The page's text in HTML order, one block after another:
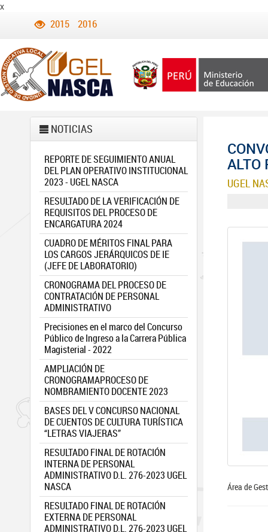
x
2015 2016
NOTICIAS
REPORTE DE SEGUIMIENTO ANUAL
DEL PLAN OPERATIVO INSTITUCIONAL
2023 - UGEL NASCA
RESULTADO DE LA VERIFICACIÓN DE
REQUISITOS DEL PROCESO DE
ENCARGATURA 2024
CUADRO DE MÉRITOS FINAL PARA
LOS CARGOS JERÁRQUICOS DE IE
(JEFE DE LABORATORIO)
CRONOGRAMA DEL PROCESO DE
CONTRATACIÓN DE PERSONAL
ADMINISTRATIVO
Precisiones en el marco del Concurso
Público de Ingreso a la Carrera Pública
Magisterial - 2022
AMPLIACIÓN DE
CRONOGRAMAPROCESO DE
NOMBRAMIENTO DOCENTE 2023
BASES DEL V CONCURSO NACIONAL
DE CUENTOS DE CULTURA TURÍSTICA
“LETRAS VIAJERAS”
RESULTADO FINAL DE ROTACIÓN
INTERNA DE PERSONAL
ADMINISTRATIVO D.L. 276-2023 UGEL
NASCA
RESULTADO FINAL DE ROTACIÓN
EXTERNA DE PERSONAL
ADMINISTRATIVO D.L. 276-2023 UGEL
ALTO
UGEL
Área de